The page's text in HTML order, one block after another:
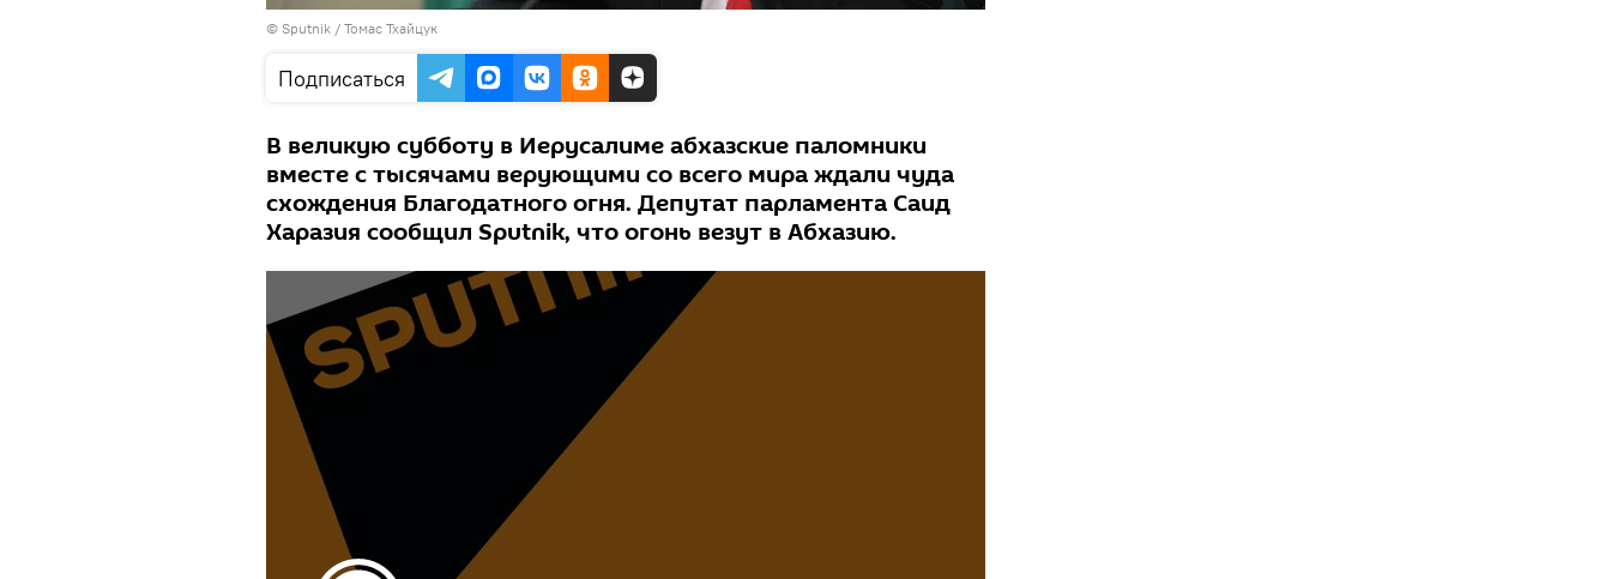
© Sputnik / Томас Тхайцук
Подписаться
В великую субботу в Иерусалиме абхазские паломники
вместе с тысячами верующими со всего мира ждали чуда
схождения Благодатного огня. Депутат парламента Саид
Харазия сообщил Sputnik, что огонь везут в Абхазию.